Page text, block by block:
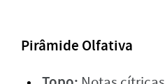
Pirâmide Olfativa